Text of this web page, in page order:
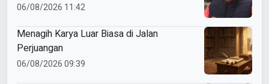
06/08/2026 11:42
Menagih Karya Luar Biasa di Jalan
Perjuangan
06/08/2026 09:39